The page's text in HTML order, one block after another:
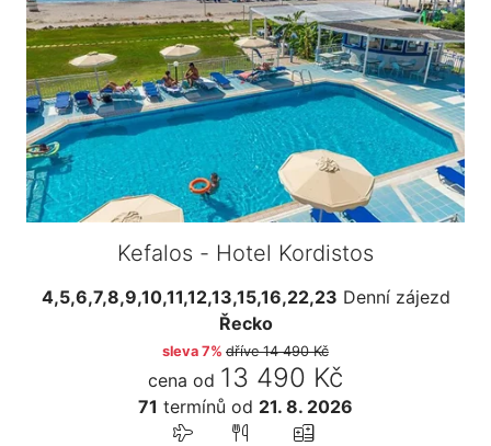
Kefalos - Hotel Kordistos
4,5,6,7,8,9,10,11,12,13,15,16,22,23 Denní zájezd
Řecko
sleva 7% dříve14 490 Kč
cena od 13 490 Kč
71 termínů od 21. 8. 2026